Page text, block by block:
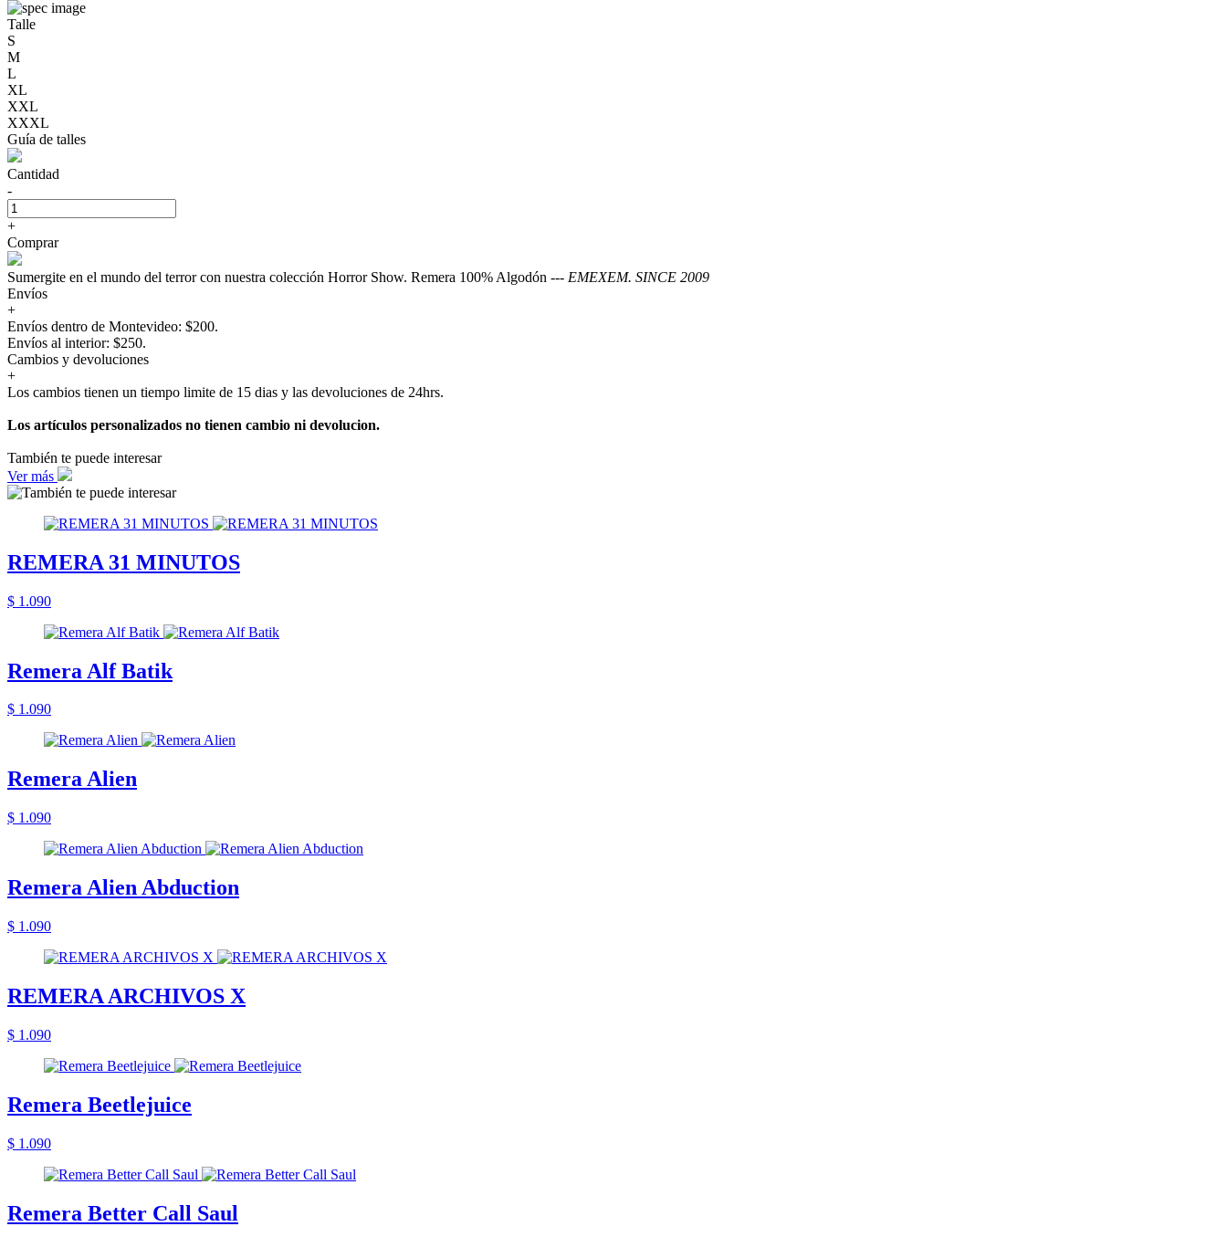
Talle
S
M
L
XL
XXL
XXXL
Guía de talles
Cantidad
-
+
Comprar
Sumergite en el mundo del terror con nuestra colección Horror Show. Remera 100% Algodón --- EMEXEM. SINCE 2009
Envíos
+
Envíos dentro de Montevideo: $200.
Envíos al interior: $250.
Cambios y devoluciones
+
Los cambios tienen un tiempo limite de 15 dias y las devoluciones de 24hrs.
Los artículos personalizados no tienen cambio ni devolucion.
También te puede interesar
Ver más
REMERA 31 MINUTOS
$ 1.090
Remera Alf Batik
$ 1.090
Remera Alien
$ 1.090
Remera Alien Abduction
$ 1.090
REMERA ARCHIVOS X
$ 1.090
Remera Beetlejuice
$ 1.090
Remera Better Call Saul